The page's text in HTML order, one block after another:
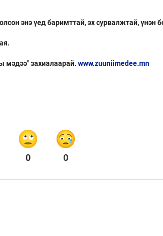
энэ үед баримттай, эх сурвалжтай,
мэдээ" захиалаарай. www.zuuniimedee.mn
0 0